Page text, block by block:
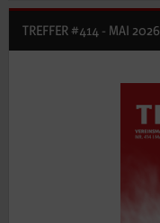
TREFFER #414 - MAI 2026